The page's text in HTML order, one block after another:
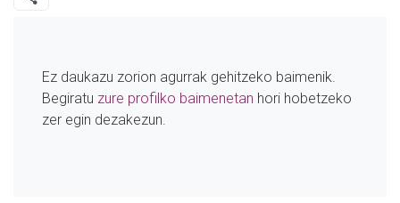
Ez daukazu zorion agurrak gehitzeko baimenik.
Begiratu zure profilko baimenetan hori hobetzeko
zer egin dezakezun.